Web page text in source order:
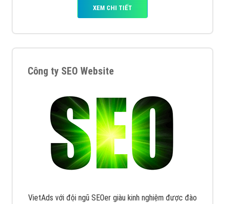
XEM CHI TIẾT
Công ty SEO Website
VietAds với đội ngũ SEOer giàu kinh nghiệm được đào